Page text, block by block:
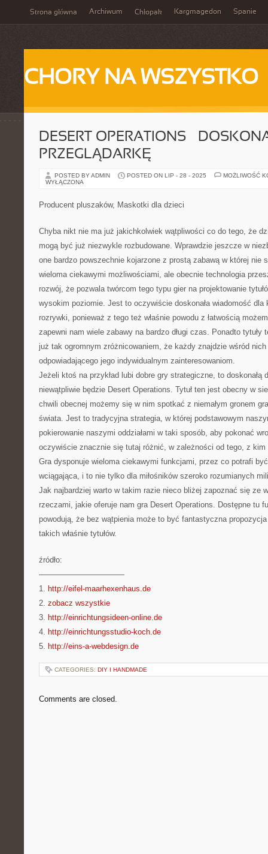
Strona główna Archiwum Chłopak Kargmagedon Spanie
CHORY NA WSZYSTKO
DESERT OPERATIONS –
PRZEGLĄDARKĘ
POSTED BY ADMIN POSTED ON LIP - 28 - 2025
MOŻLIWOŚĆ
WYŁĄCZONA
Producent pluszaków, Maskotki dla dzieci
Chyba nikt nie ma już jakichkolwiek wątpliwości co do tego, że
mogą być już niezwykle rozbudowane. Wprawdzie jeszcze w
one bardzo powszechnie kojarzone z prostą zabawą w której nie
wieloma ciekawymi możliwościami, ale obecnie technologia
rozwój, że pozwala twórcom tego typu gier na projektowanie
wysokim poziomie. Jest to oczywiście doskonała wiadomość dla
rozrywki, ponieważ z tego też właśnie powodu z łatwością
zapewni nam wiele zabawy na bardzo długi czas. Ponadto tytuły
już tak ogromnym zróżnicowaniem, że każdy znajdzie wśród nich
odpowiadającego jego indywidualnym zainteresowaniom.
Jeżeli ktoś na przykład lubi dobre gry strategiczne, to doskonałą
niewątpliwie będzie Desert Operations. Tytuł ten jest obecny w
chwili obecnej możemy się w nim spotkać z niemałym gronem
świata. Jest to tradycyjna strategia, w której podstawowym
pokierowanie naszymi oddziałami w taki sposób, aby pokonać
oczywiście znacznie się tutaj różnić, w zależności od tego, z
Gra dysponuje wieloma ciekawymi funkcjami, przez co potrafi
wciągająca, i to nie tylko dla miłośników szeroko rozumianych
Jak najbardziej warto w takim razie nieco bliżej zapoznać się ze
rzeczami, jakie oferuje nam gra Desert Operations. Dostępne tu
powodują, że bez wątpienia może to być fantastyczna
takich właśnie tytułów.
źródło:
———————————
1. http://eifel-maarhexenhaus.de
2. zobacz wszystkie
3. http://einrichtungsideen-online.de
4. http://einrichtungsstudio-koch.de
5. http://eins-a-webdesign.de
CATEGORIES: DIY I HANDMADE
Comments are closed.